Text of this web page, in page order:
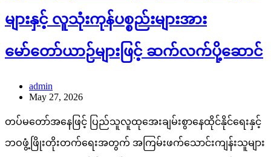
များနှင့် လူသုံးကုန်ပစ္စည်းများအား
မော်တော်ယာဉ်များဖြင့် ဆက်လက်ပို့ဆောင်
admin
May 27, 2026
တပ်မတော်အနေဖြင့် ပြည်သူလူထုအေးချမ်းစွာနေထိုင်နိုင်ရေးနှင့်
ဘဝဖွံ့ဖြိုးတိုးတက်ရေးအတွက် အကြမ်းဖက်သောင်းကျန်းသူများ